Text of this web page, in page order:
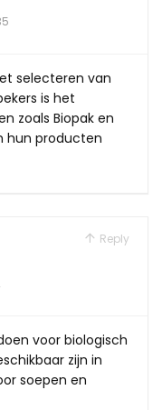
selecteren van
is het
zoals Biopak en
hun producten
Reply
voor biologisch
zijn in
soepen en